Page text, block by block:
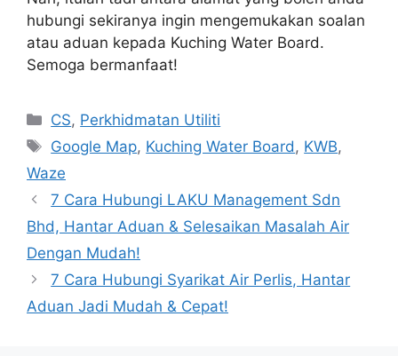
hubungi sekiranya ingin mengemukakan soalan
atau aduan kepada Kuching Water Board.
Semoga bermanfaat!
Categories
CS, Perkhidmatan Utiliti
Tags
Google Map, Kuching Water Board, KWB,
Waze
7 Cara Hubungi LAKU Management Sdn
Bhd, Hantar Aduan & Selesaikan Masalah Air
Dengan Mudah!
7 Cara Hubungi Syarikat Air Perlis, Hantar
Aduan Jadi Mudah & Cepat!